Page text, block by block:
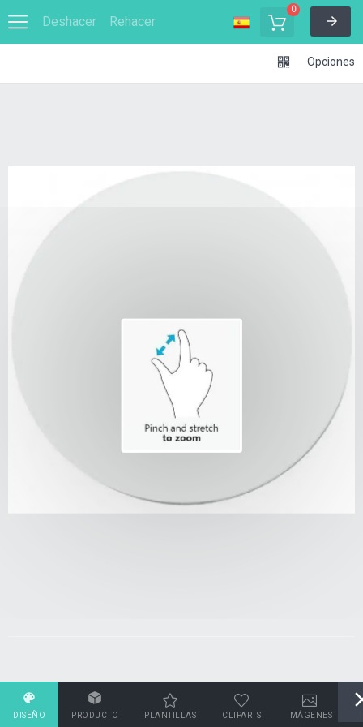
Deshacer Rehacer
0
DISEÑO PRODUCTO PLANTILLAS CLIPARTS IMÁGENES
Opciones